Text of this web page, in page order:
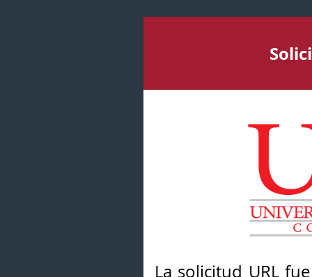
La solicitud URL